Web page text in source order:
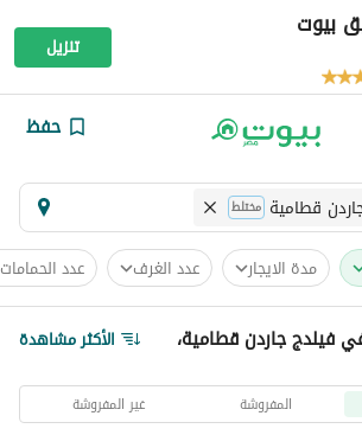
بيوت
تنزيل
حفظ
قطامية مختلط
مدة الايجار عدد الغرف عدد الحمامات
فيلدج جاردن قطامية، الأكثر مشاهدة
المفروشة غير المفروشة